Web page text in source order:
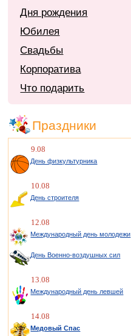
Дня рождения
Юбилея
Свадьбы
Корпоратива
Что подарить
Праздники
9.08
День физкультурника
10.08
День строителя
12.08
Международный день молодежи
День Военно-воздушных сил
13.08
Международный день левшей
14.08
Медовый Спас